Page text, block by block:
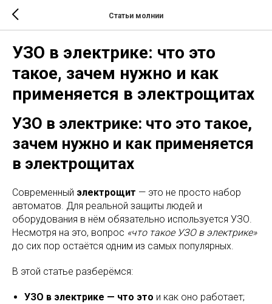
Статьи молнии
УЗО в электрике: что это
такое, зачем нужно и как
применяется в электрощитах
УЗО в электрике: что это такое,
зачем нужно и как применяется
в электрощитах
Современный электрощит — это не просто набор
автоматов. Для реальной защиты людей и
оборудования в нём обязательно используется УЗО.
Несмотря на это, вопрос «что такое УЗО в электрике»
до сих пор остаётся одним из самых популярных.
В этой статье разберёмся:
УЗО в электрике — что это и как оно работает;